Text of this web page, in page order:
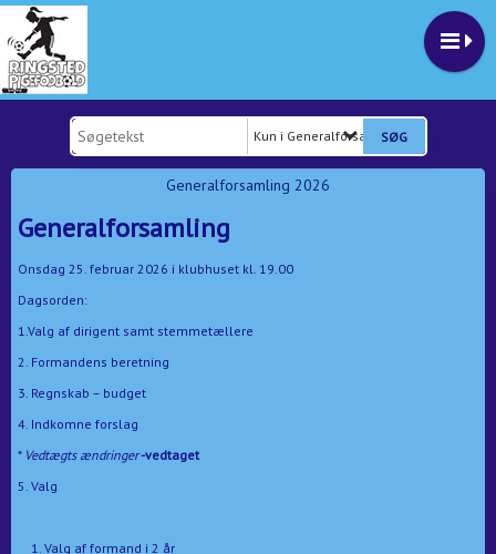
Kun i Generalforsamling 2026
Generalforsamling 2026
Generalforsamling
Onsdag 25. februar 2026 i klubhuset kl. 19.00
Dagsorden:
1.Valg af dirigent samt stemmetællere
2. Formandens beretning
3. Regnskab – budget
4. Indkomne forslag
* Vedtægts ændringer-vedtaget
5. Valg
1. Valg af formand i 2 år